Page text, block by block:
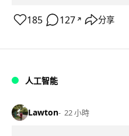
185 127 ↗ 分享
人工智能
Lawton 22 小時